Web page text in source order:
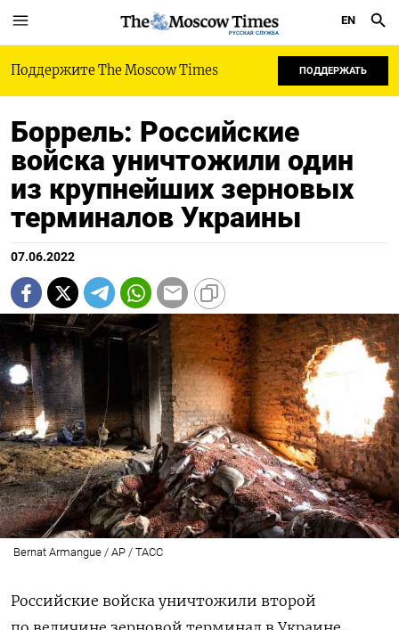
РУССКАЯ СЛУЖБА
EN
Поддержите The Moscow Times ПОДДЕРЖАТЬ
Боррель: Российские
войска уничтожили один
из крупнейших зерновых
терминалов Украины
07.06.2022
Bernat Armangue / AP / ТАСС
Российские войска уничтожили второй